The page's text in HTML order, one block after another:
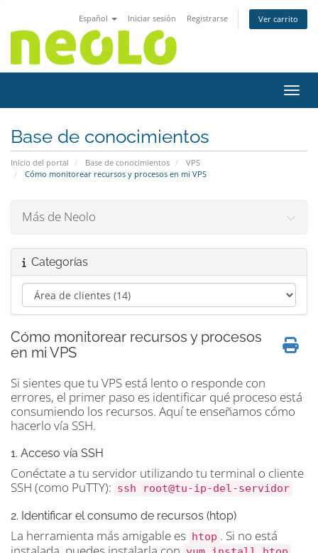
Español Iniciar sesión Registrarse Ver carrito
Base de conocimientos
Inicio del portal Base de conocimientos
VPS
Cómo monitorear recursos y procesos en mi VPS
Más de Neolo
Categorías
Cómo monitorear recursos y procesos
en mi VPS
Si sientes que tu VPS está lento o responde con
errores, el primer paso es identificar qué proceso está
consumiendo los recursos. Aquí te enseñamos cómo
hacerlo vía SSH.
1. Acceso vía SSH
Conéctate a tu servidor utilizando tu terminal o cliente
SSH (como PuTTY): ssh root@tu-ip-del-servidor
2. Identificar el consumo de recursos (htop)
La herramienta más amigable es htop . Si no está